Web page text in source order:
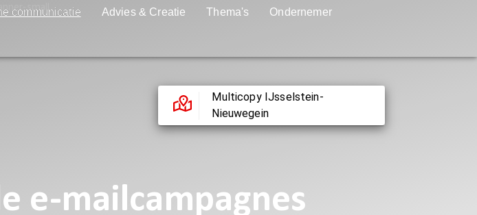
communicatie Advies & Creatie Thema's
Ondernemer
Multicopy IJsselstein-
Nieuwegein
e-mailcampagnes